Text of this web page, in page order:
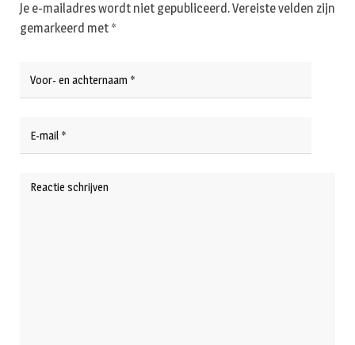
Je e-mailadres wordt niet gepubliceerd.Vereiste velden zijn
gemarkeerd met *